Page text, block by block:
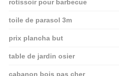
rotissoir pour barbecue
toile de parasol 3m
prix plancha but
table de jardin osier
cabanon bois pas cher